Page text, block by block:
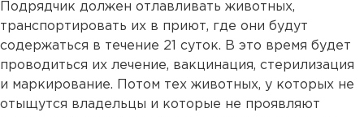
Подрядчик должен отлавливать животных,
транспортировать их в приют, где они будут
содержаться в течение 21 суток. В это время будет
проводиться их лечение, вакцинация, стерилизация
и маркирование. Потом тех животных, у которых не
отыщутся владельцы и которые не проявляют